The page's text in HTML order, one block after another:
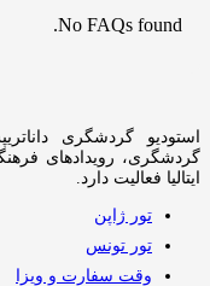
No FAQs found.
استودیو گردشگری
گردشگری، رویدادهای
ایتالیا فعالیت دارد.
تور ژاپن
تور تونس
وقت سفارت و ویزا